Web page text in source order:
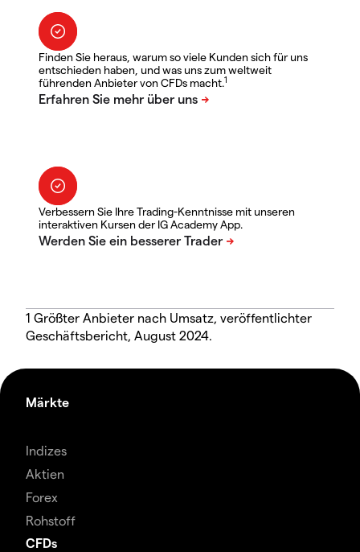
Finden Sie heraus, warum so viele Kunden sich für uns
entschieden haben, und was uns zum weltweit
führenden Anbieter von CFDs macht.1
Verbessern Sie Ihre Trading-Kenntnisse mit unseren
interaktiven Kursen der IG Academy App.
1 Größter Anbieter nach Umsatz, veröffentlichter
Geschäftsbericht, August 2024.
Märkte
Indizes
Aktien
Forex
Rohstoff
CFDs